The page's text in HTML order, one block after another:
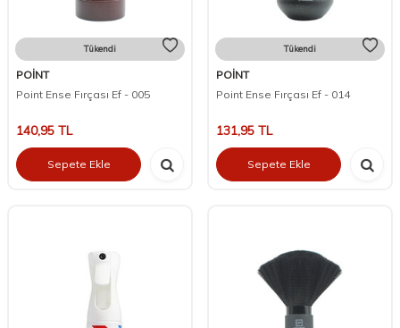
Tükendi
POİNT
Point Ense Fırçası Ef - 005
140,95 TL
Sepete Ekle
Tükendi
POİNT
Point Ense Fırçası Ef - 014
131,95 TL
Sepete Ekle